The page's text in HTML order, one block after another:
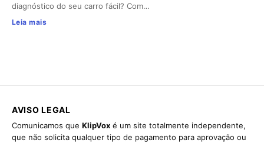
diagnóstico do seu carro fácil? Com…
Leia mais
AVISO LEGAL
Comunicamos que KlipVox é um site totalmente independente,
que não solicita qualquer tipo de pagamento para aprovação ou